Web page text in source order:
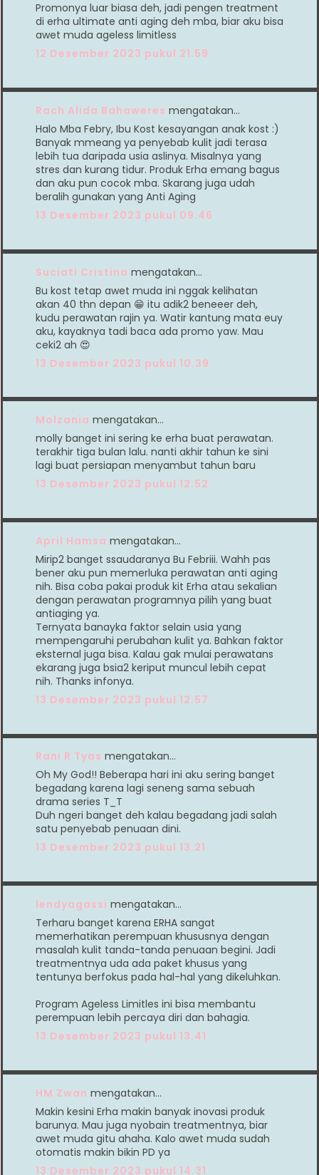
Promonya luar biasa deh, jadi pengen treatment
di erha ultimate anti aging deh mba, biar aku bisa
awet muda ageless limitless
12 Desember 2023 pukul 21.59
Rach Alida Bahaweres mengatakan…
Halo Mba Febry, Ibu Kost kesayangan anak kost :)
Banyak mmeang ya penyebab kulit jadi terasa
lebih tua daripada usia aslinya. Misalnya yang
stres dan kurang tidur. Produk Erha emang bagus
dan aku pun cocok mba. Skarang juga udah
beralih gunakan yang Anti Aging
13 Desember 2023 pukul 09.46
Suciati Cristina mengatakan…
Bu kost tetap awet muda ini nggak kelihatan
akan 40 thn depan 😁 itu adik2 beneeer deh,
kudu perawatan rajin ya. Watir kantung mata euy
aku, kayaknya tadi baca ada promo yaw. Mau
ceki2 ah 😍
13 Desember 2023 pukul 10.39
Molzania mengatakan…
molly banget ini sering ke erha buat perawatan.
terakhir tiga bulan lalu. nanti akhir tahun ke sini
lagi buat persiapan menyambut tahun baru
13 Desember 2023 pukul 12.52
April Hamsa mengatakan…
Mirip2 banget ssaudaranya Bu Febriii. Wahh pas
bener aku pun memerluka perawatan anti aging
nih. Bisa coba pakai produk kit Erha atau sekalian
dengan perawatan programnya pilih yang buat
antiaging ya.
Ternyata banayka faktor selain usia yang
mempengaruhi perubahan kulit ya. Bahkan faktor
eksternal juga bisa. Kalau gak mulai perawatans
ekarang juga bsia2 keriput muncul lebih cepat
nih. Thanks infonya.
13 Desember 2023 pukul 12.57
Rani R Tyas mengatakan…
Oh My God!! Beberapa hari ini aku sering banget
begadang karena lagi seneng sama sebuah
drama series T_T
Duh ngeri banget deh kalau begadang jadi salah
satu penyebab penuaan dini.
13 Desember 2023 pukul 13.21
lendyagassi mengatakan…
Terharu banget karena ERHA sangat
memerhatikan perempuan khususnya dengan
masalah kulit tanda-tanda penuaan begini. Jadi
treatmentnya uda ada paket khusus yang
tentunya berfokus pada hal-hal yang dikeluhkan.
Program Ageless Limitles ini bisa membantu
perempuan lebih percaya diri dan bahagia.
13 Desember 2023 pukul 13.41
HM Zwan mengatakan…
Makin kesini Erha makin banyak inovasi produk
barunya. Mau juga nyobain treatmentnya, biar
awet muda gitu ahaha. Kalo awet muda sudah
otomatis makin bikin PD ya
13 Desember 2023 pukul 14.31